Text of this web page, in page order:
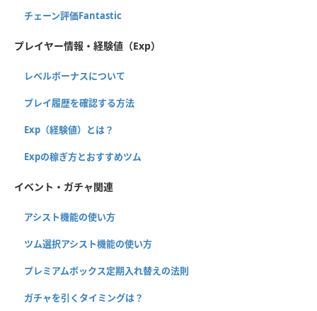
チェーン評価Fantastic
プレイヤー情報・経験値（Exp）
レベルボーナスについて
プレイ履歴を確認する方法
Exp（経験値）とは？
Expの稼ぎ方とおすすめツム
イベント・ガチャ関連
アシスト機能の使い方
ツム選択アシスト機能の使い方
プレミアムボックス定期入れ替えの法則
ガチャを引くタイミングは？